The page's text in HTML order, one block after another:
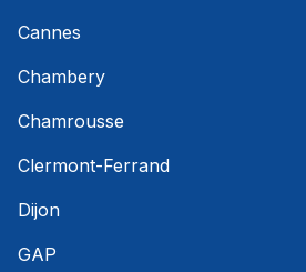
Cannes
Chambery
Chamrousse
Clermont-Ferrand
Dijon
GAP